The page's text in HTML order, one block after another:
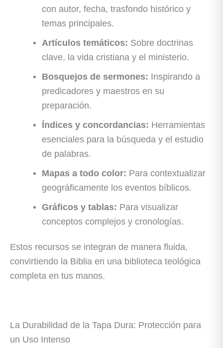
con autor, fecha, trasfondo histórico y
temas principales.
Artículos temáticos: Sobre doctrinas
clave, la vida cristiana y el ministerio.
Bosquejos de sermones: Inspirando a
predicadores y maestros en su
preparación.
Índices y concordancias: Herramientas
esenciales para la búsqueda y el estudio
de palabras.
Mapas a todo color: Para contextualizar
geográficamente los eventos bíblicos.
Gráficos y tablas: Para visualizar
conceptos complejos y cronologías.
Estos recursos se integran de manera fluida,
convirtiendo la Biblia en una biblioteca teológica
completa en tus manos.
La Durabilidad de la Tapa Dura: Protección para
un Uso Intenso